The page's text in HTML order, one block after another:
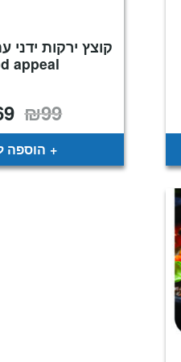
קוצץ ירקות ידני
appeal
₪99
היה:
הוספה